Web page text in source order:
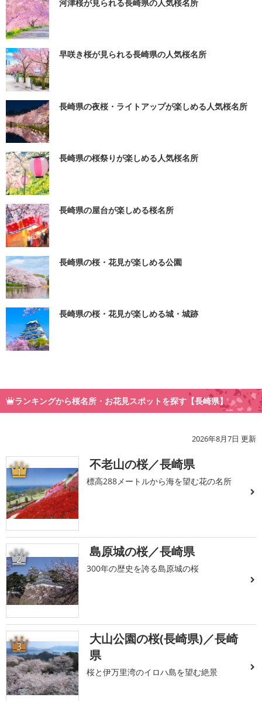
河津桜が見られる長崎県の人気桜名所
早咲き桜が見られる長崎県の人気桜名所
長崎県の夜桜・ライトアップが楽しめる人気桜名所
長崎県の桜祭りが楽しめる人気桜名所
長崎県の屋台が楽しめる桜名所
長崎県の桜・花見が楽しめる公園
長崎県の桜・花見が楽しめる城・城跡
ランキングから桜名所・お花見スポットを探す【長崎県】
2026年8月7日 更新
1 不老山の桜／長崎県
標高288メートルから海を望む花の名所
2 島原城の桜／長崎県
300年の歴史を誇る島原城の桜
3
大山公園の桜(長崎県)／長崎
県
桜と伊万里湾のイロハ島を望む絶景